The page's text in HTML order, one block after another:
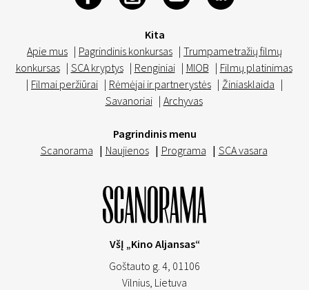
Kita
Apie mus | Pagrindinis konkursas | Trumpametražių filmų
konkursas | SCA kryptys | Renginiai | MIOB | Filmų platinimas
| Filmai peržiūrai | Rėmėjai ir partnerystės | Žiniasklaida |
Savanoriai | Archyvas
Pagrindinis menu
Scanorama | Naujienos | Programa | SCA vasara
VšĮ „Kino Aljansas“
Goštauto g. 4, 01106
Vilnius, Lietuva